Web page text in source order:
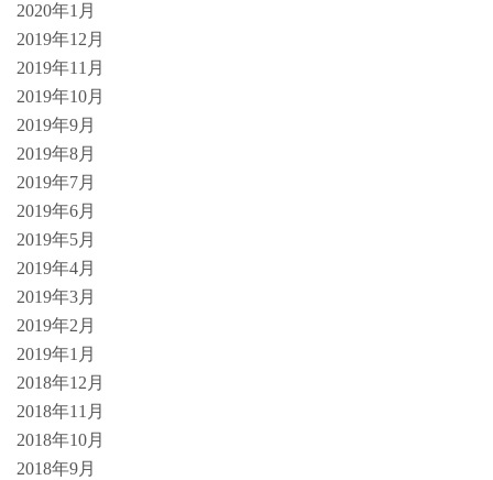
2020年1月
2019年12月
2019年11月
2019年10月
2019年9月
2019年8月
2019年7月
2019年6月
2019年5月
2019年4月
2019年3月
2019年2月
2019年1月
2018年12月
2018年11月
2018年10月
2018年9月